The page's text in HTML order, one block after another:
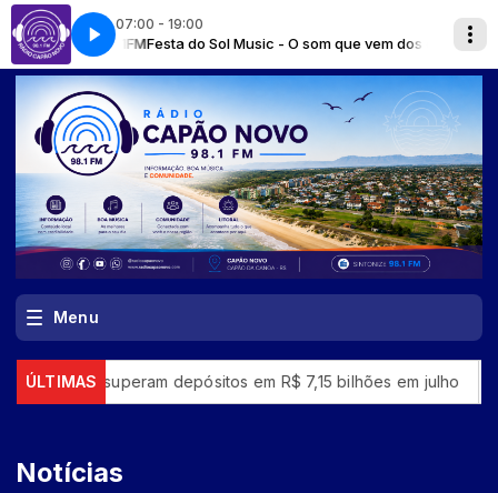
07:00 - 19:00
Festa do Sol Music - O som que vem dos oceanos / Avalie a
Menu
ÚLTIMAS
depósitos em R$ 7,15 bilhões em julho “Super El
Notícias